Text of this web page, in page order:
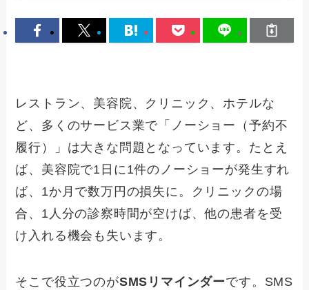
レストラン、美容院、クリニック、ホテルな
ど、多くのサービス業で「ノーショー（予約不
履行）」は大きな問題となっています。たとえ
ば、美容院で1日に1件のノーショーが発生すれ
ば、1か月で数万円の損失に。クリニックの場
合、1人分の診察時間が空けば、他の患者を受
け入れる機会も失います。
そこで役立つのがSMSリマインダーです。SMS